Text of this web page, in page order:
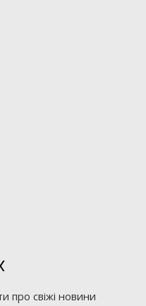
про свіжі новини